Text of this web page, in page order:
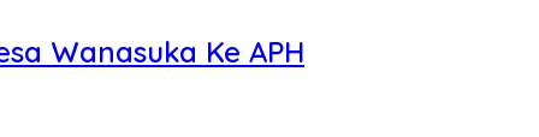
Wanasuka Ke APH